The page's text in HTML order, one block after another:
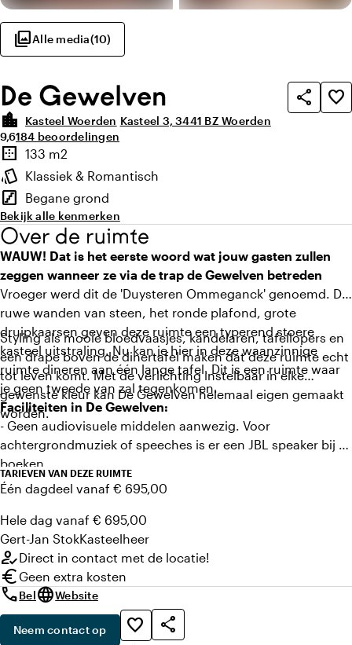
photo_libraryAlle media(10)
De Gewelven share
favorite_border
location_city
Kasteel Woerden Kasteel 3, 3441 BZ Woerden
Gemiddelde beoordeling van 9,6 uit 10
9,6Aantal beoordelingen: 184
184 beoordelingen
Highlights
border_outer
Oppervlakte
133 m2
style
Sfeer en uitstraling
Klassiek & Romantisch
stairs
Verdieping
Begane grond
Bekijk alle kenmerken
Over de ruimte
WAUW! Dat is het eerste woord wat jouw gasten zullen
zeggen wanneer ze via de trap de Gewelven betreden
Vroeger werd dit de 'Duysteren Ommeganck' genoemd. De
ruwe wanden van steen, het ronde plafond, grote
druipkaarsen geven deze ruimte een typerend stoere
kasteel uitstraling. Nu kan je hier in deze waanzinnige
ruimte dineren aan één lange tafel. Dit is een ruimte waar
je geen tweede van zal tegenkomen.
Styling als mooie bloedvaasjes, kandelaren, tafellopers en
een drape boven de dinertafel maken dat deze ruimte echt
tot leven komt. Met de verlichting instelbaar in elke
gewenste kleur kan De Gewelven helemaal eigen gemaakt
worden.
Faciliteiten in De Gewelven:
- Geen audiovisuele middelen aanwezig. Voor
achtergrondmuziek of speeches is er een JBL speaker bij te
boeken.
- Ambiance verlichting aanwezig, instelbaar in elke
gewenste kleur
- Dimbare (sfeer)verlichting
TARIEVEN VAN DEZE RUIMTE
Één dagdeel vanaf € 695,00
Hele dag vanaf € 695,00
Gert-Jan StokKasteelheer
how_to_regDirect in contact met de locatie!
euroGeen extra kosten
callBellanguageWebsite
Neem contact op favorite_border
share